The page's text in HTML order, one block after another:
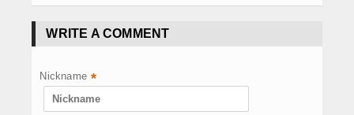
WRITE A COMMENT
Nickname *